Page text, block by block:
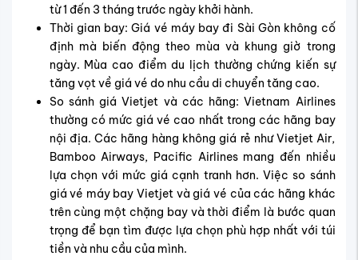
từ 1 đến 3 tháng trước ngày khởi hành.
Thời gian bay: Giá vé máy bay đi Sài Gòn không cố
định mà biến động theo mùa và khung giờ trong
ngày. Mùa cao điểm du lịch thường chứng kiến sự
tăng vọt về giá vé do nhu cầu di chuyển tăng cao.
So sánh giá Vietjet và các hãng: Vietnam Airlines
thường có mức giá vé cao nhất trong các hãng bay
nội địa. Các hãng hàng không giá rẻ như Vietjet Air,
Bamboo Airways, Pacific Airlines mang đến nhiều
lựa chọn với mức giá cạnh tranh hơn. Việc so sánh
giá vé máy bay Vietjet và giá vé của các hãng khác
trên cùng một chặng bay và thời điểm là bước quan
trọng để bạn tìm được lựa chọn phù hợp nhất với túi
tiền và nhu cầu của mình.